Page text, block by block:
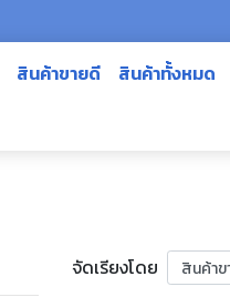
สินค้าขายดี สินค้าทั้งหมด
จัดเรียงโดย